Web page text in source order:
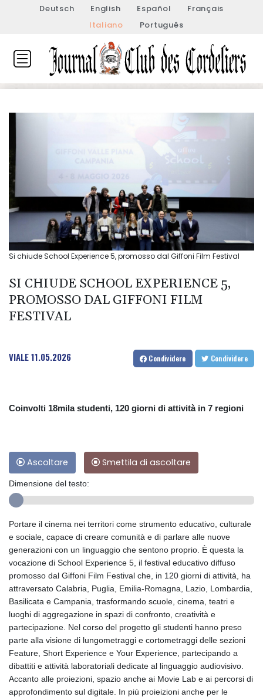
Deutsch English Español
Français
Italiano
Português
Si chiude School Experience 5, promosso dal Giffoni Film Festival
SI CHIUDE SCHOOL EXPERIENCE 5,
PROMOSSO DAL GIFFONI FILM
FESTIVAL
VIALE11.05.2026 Condividere Condividere
Coinvolti 18mila studenti, 120 giorni di attività in 7 regioni
Ascoltare Smettila di ascoltare
Dimensione del testo:
Portare il cinema nei territori come strumento educativo, culturale
e sociale, capace di creare comunità e di parlare alle nuove
generazioni con un linguaggio che sentono proprio. È questa la
vocazione di School Experience 5, il festival educativo diffuso
promosso dal Giffoni Film Festival che, in 120 giorni di attività, ha
attraversato Calabria, Puglia, Emilia-Romagna, Lazio, Lombardia,
Basilicata e Campania, trasformando scuole, cinema, teatri e
luoghi di aggregazione in spazi di confronto, creatività e
partecipazione. Nel corso del progetto gli studenti hanno preso
parte alla visione di lungometraggi e cortometraggi delle sezioni
Feature, Short Experience e Your Experience, partecipando a
dibattiti e attività laboratoriali dedicate al linguaggio audiovisivo.
Accanto alle proiezioni, spazio anche ai Movie Lab e ai percorsi di
approfondimento sul digitale. In più proieizioni anche per le